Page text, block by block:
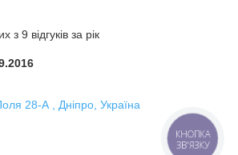
з 9 відгуків за рік
28-А , Дніпро, Україна
КНОПКА
ЗВ'ЯЗКУ